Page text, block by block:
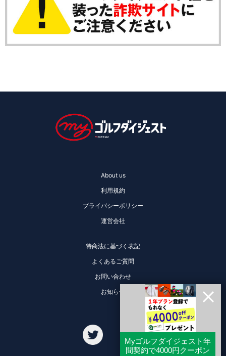
About us
利用規約
プライバシーポリシー
運営会社
特商法に基づく表記
よくあるご質問
お問い合わせ
お知らせ